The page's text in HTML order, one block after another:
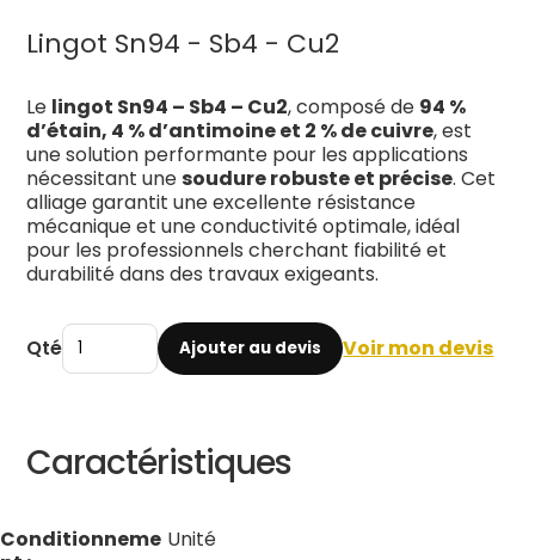
Lingot Sn94 - Sb4 - Cu2
Le lingot Sn94 – Sb4 – Cu2, composé de 94 %
d’étain, 4 % d’antimoine et 2 % de cuivre, est
une solution performante pour les applications
nécessitant unesoudure robuste et précise. Cet
alliage garantit une excellente résistance
mécanique et une conductivité optimale, idéal
pour les professionnels cherchant fiabilité et
durabilité dans des travaux exigeants.
Qté Ajouter au devis Voir mon devis
Caractéristiques
Conditionneme Unité